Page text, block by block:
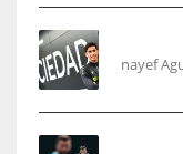
nayef